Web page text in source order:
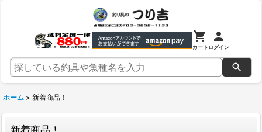
カートログイン
ホーム > 新着商品！
新着商品！